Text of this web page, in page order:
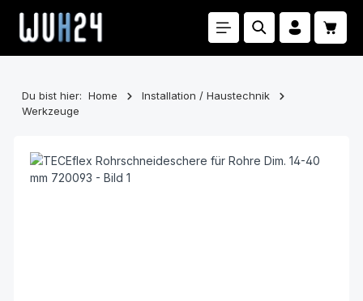
Zum Hauptinhalt springen
Du bist hier: Home
Installation / Haustechnik
Werkzeuge